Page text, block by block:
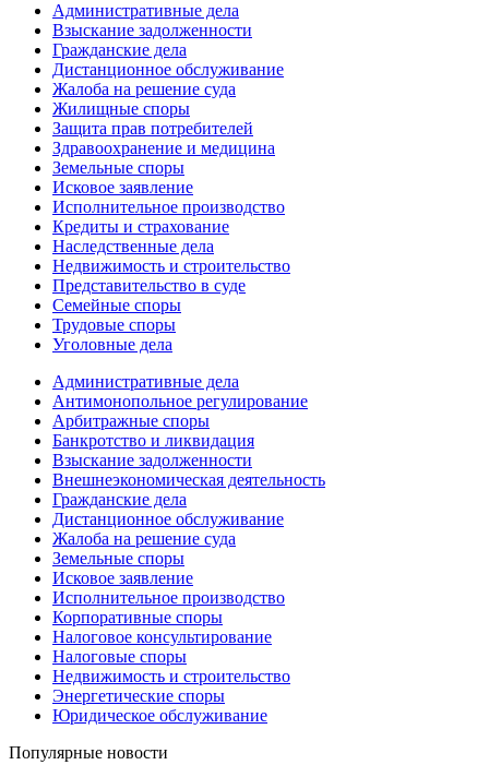
Административные дела
Взыскание задолженности
Гражданские дела
Дистанционное обслуживание
Жалоба на решение суда
Жилищные споры
Защита прав потребителей
Здравоохранение и медицина
Земельные споры
Исковое заявление
Исполнительное производство
Кредиты и страхование
Наследственные дела
Недвижимость и строительство
Представительство в суде
Семейные споры
Трудовые споры
Уголовные дела
Административные дела
Антимонопольное регулирование
Арбитражные споры
Банкротство и ликвидация
Взыскание задолженности
Внешнеэкономическая деятельность
Гражданские дела
Дистанционное обслуживание
Жалоба на решение суда
Земельные споры
Исковое заявление
Исполнительное производство
Корпоративные споры
Налоговое консультирование
Налоговые споры
Недвижимость и строительство
Энергетические споры
Юридическое обслуживание
Популярные новости